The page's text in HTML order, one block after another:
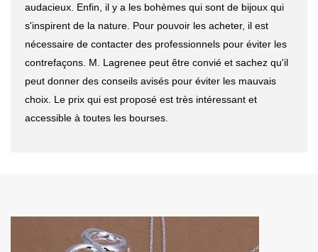
audacieux. Enfin, il y a les bohèmes qui sont de bijoux qui
s'inspirent de la nature. Pour pouvoir les acheter, il est
nécessaire de contacter des professionnels pour éviter les
contrefaçons. M. Lagrenee peut être convié et sachez qu'il
peut donner des conseils avisés pour éviter les mauvais
choix. Le prix qui est proposé est très intéressant et
accessible à toutes les bourses.